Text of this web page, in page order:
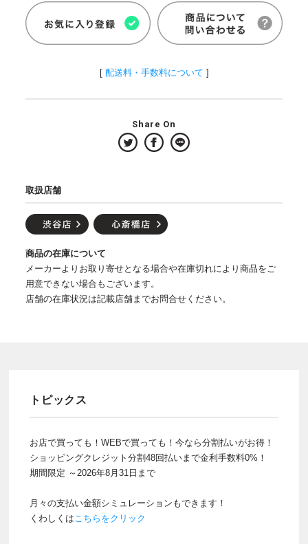
[ 配送料・手数料について ]
Share On
取扱店舗
商品の在庫について
メーカーよりお取り寄せとなる場合や在庫切れにより商品をご
用意できない場合もございます。
店舗の在庫状況は記載店舗までお問合せください。
トピックス
お店で買っても！WEBで買っても！今なら分割払いがお得！
ショッピングクレジット分割48回払いまで金利手数料0%！
期間限定 ～2026年8月31日まで
月々の支払い金額シミュレーションもできます！
くわしくはこちらをクリック